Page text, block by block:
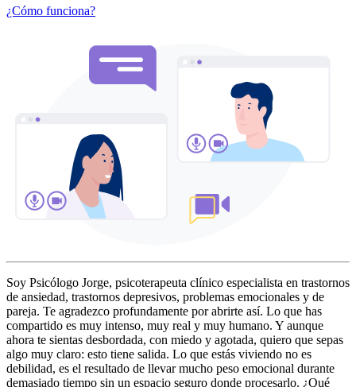
¿Cómo funciona?
Soy Psicólogo Jorge, psicoterapeuta clínico especialista en trastornos
de ansiedad, trastornos depresivos, problemas emocionales y de
pareja. Te agradezco profundamente por abrirte así. Lo que has
compartido es muy intenso, muy real y muy humano. Y aunque
ahora te sientas desbordada, con miedo y agotada, quiero que sepas
algo muy claro: esto tiene salida. Lo que estás viviendo no es
debilidad, es el resultado de llevar mucho peso emocional durante
demasiado tiempo sin un espacio seguro donde procesarlo. ¿Qué